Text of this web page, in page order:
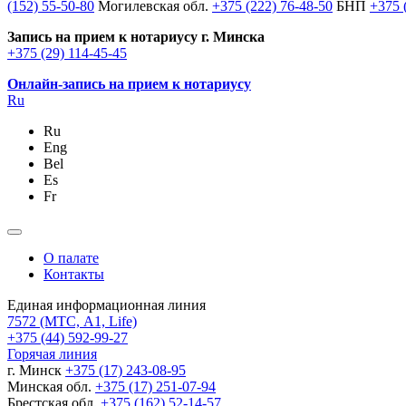
(152) 55-50-80 Могилевская обл. +375 (222) 76-48-50 БНП +375
Запись на прием к нотариусу г. Минска
+375 (29) 114-45-45
Онлайн-запись на прием к нотариусу
Ru
Ru
Eng
Bel
Es
Fr
О палате
Контакты
Единая информационная линия
7572 (МТС, A1, Life)
+375 (44) 592-99-27
Горячая линия
г. Минск +375 (17) 243-08-95
Минская обл. +375 (17) 251-07-94
Брестская обл. +375 (162) 52-14-57